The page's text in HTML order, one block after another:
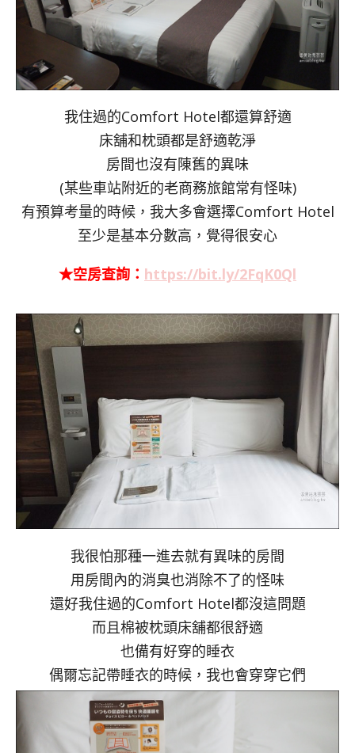
我住過的Comfort Hotel都還算舒適
床舖和枕頭都是舒適乾淨
房間也沒有陳舊的異味
(某些車站附近的老商務旅館常有怪味)
有預算考量的時候，我大多會選擇Comfort Hotel
至少是基本分數高，覺得很安心
★空房查詢： https://bit.ly/2FqK0Ql
我很怕那種一進去就有異味的房間
用房間內的消臭也消除不了的怪味
還好我住過的Comfort Hotel都沒這問題
而且棉被枕頭床舖都很舒適
也備有好穿的睡衣
偶爾忘記帶睡衣的時候，我也會穿穿它們